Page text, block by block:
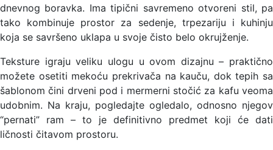
dnevnog boravka. Ima tipični savremeno otvoreni stil, pa
tako kombinuje prostor za sedenje, trpezariju i kuhinju
koja se savršeno uklapa u svoje čisto belo okrujženje.
Teksture igraju veliku ulogu u ovom dizajnu – praktično
možete osetiti mekoću prekrivača na kauču, dok tepih sa
šablonom čini drveni pod i mermerni stočić za kafu veoma
udobnim. Na kraju, pogledajte ogledalo, odnosno njegov
“pernati” ram – to je definitivno predmet koji će dati
ličnosti čitavom prostoru.